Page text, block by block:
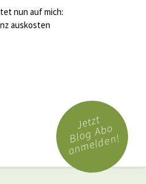
nun auf mich:
auskosten
Jetzt
Blog Abo
anmelden!